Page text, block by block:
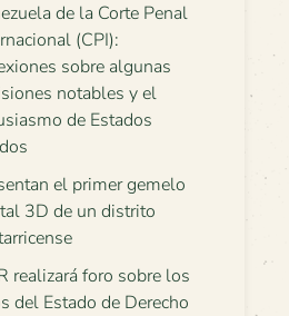
de la Corte Penal
(CPI):
sobre algunas
notables y el
de Estados
el primer gemelo
3D de un distrito
realizará foro sobre los
del Estado de Derecho